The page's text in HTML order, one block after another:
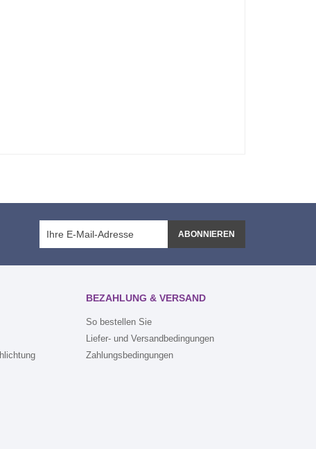
ABONNIEREN
BEZAHLUNG & VERSAND
So bestellen Sie
Liefer- und Versandbedingungen
Zahlungsbedingungen